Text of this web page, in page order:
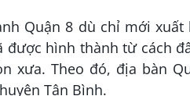
Quận 8 dù chỉ mới xuất
được hình thành từ cách
xưa. Theo đó, địa bàn
Tân Bình.